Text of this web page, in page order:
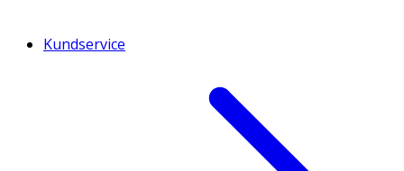
Kundservice